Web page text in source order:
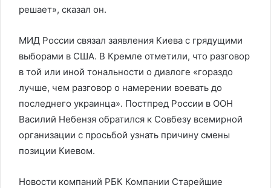
решает», сказал он.
МИД России связал заявления Киева с грядущими
выборами в США. В Кремле отметили, что разговор
в той или иной тональности о диалоге «гораздо
лучше, чем разговор о намерении воевать до
последнего украинца». Постпред России в ООН
Василий Небензя обратился к Совбезу всемирной
организации с просьбой узнать причину смены
позиции Киевом.
Новости компаний РБК Компании Старейшие